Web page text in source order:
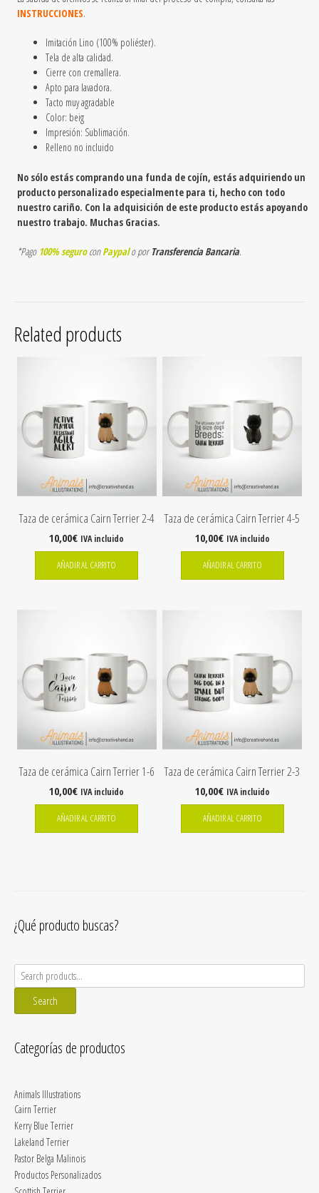
INSTRUCCIONES.
Imitación Lino (100% poliéster).
Tela de alta calidad.
Cierre con cremallera.
Apto para lavadora.
Tacto muy agradable
Color: beig
Impresión: Sublimación.
Relleno no incluido
No sólo estás comprando una funda de cojín, estás adquiriendo un
producto personalizado especialmente para ti, hecho con todo
nuestro cariño. Con la adquisición de este producto estás apoyando
nuestro trabajo. Muchas Gracias.
*Pago 100% seguroconPaypalo porTransferencia Bancaria.
Related products
Taza de cerámica Cairn Terrier 2-4
10,00€ IVA incluido
AÑADIR AL CARRITO
Taza de cerámica Cairn Terrier 4-5
10,00€ IVA incluido
AÑADIR AL CARRITO
Taza de cerámica Cairn Terrier 1-6
10,00€ IVA incluido
AÑADIR AL CARRITO
Taza de cerámica Cairn Terrier 2-3
10,00€ IVA incluido
AÑADIR AL CARRITO
¿Qué producto buscas?
Search
for:
Search
Categorías de productos
Animals Illustrations
Cairn Terrier
Kerry Blue Terrier
Lakeland Terrier
Pastor Belga Malinois
Productos Personalizados